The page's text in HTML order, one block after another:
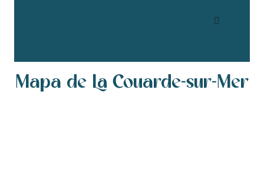
Mapa de La Couarde-sur-Mer